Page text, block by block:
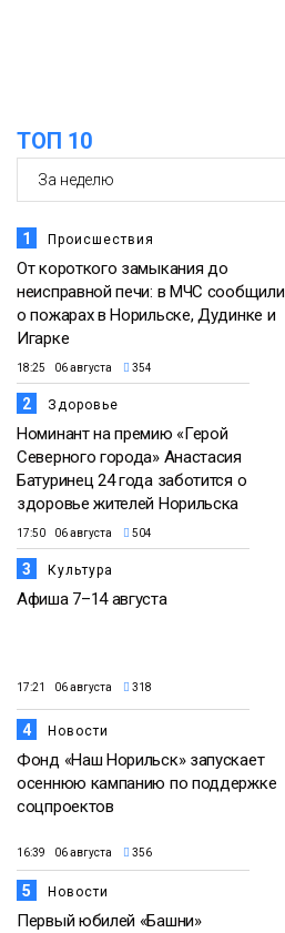
ТОП 10
1 Происшествия
От короткого замыкания до
неисправной печи: в МЧС сообщили
о пожарах в Норильске, Дудинке и
Игарке
18:25 06 августа 354
2 Здоровье
Номинант на премию «Герой
Северного города» Анастасия
Батуринец 24 года заботится о
здоровье жителей Норильска
17:50 06 августа 504
3 Культура
Афиша 7–14 августа
17:21 06 августа 318
4 Новости
Фонд «Наш Норильск» запускает
осеннюю кампанию по поддержке
соцпроектов
16:39 06 августа 356
5 Новости
Первый юбилей «Башни»